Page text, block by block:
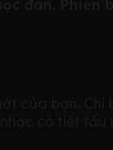
của bạn.
có tiết